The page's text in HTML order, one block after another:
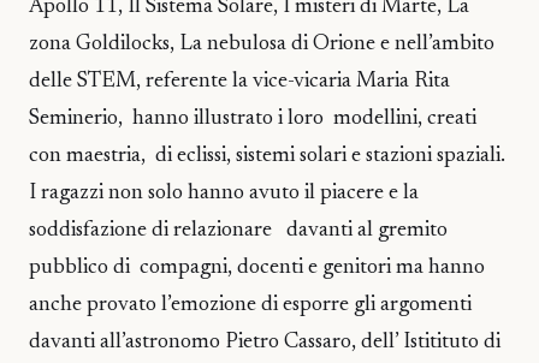
Apollo 11, Il Sistema Solare, I misteri di Marte, La
zona Goldilocks, La nebulosa di Orione e nell’ambito
delle STEM, referente la vice-vicaria Maria Rita
Seminerio, hanno illustrato i loro modellini, creati
con maestria, di eclissi, sistemi solari e stazioni spaziali.
I ragazzi non solo hanno avuto il piacere e la
soddisfazione di relazionare davanti al gremito
pubblico di compagni, docenti e genitori ma hanno
anche provato l’emozione di esporre gli argomenti
davanti all’astronomo Pietro Cassaro, dell’ Istitituto di